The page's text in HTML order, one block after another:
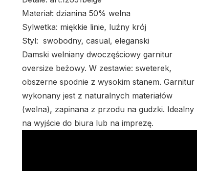
Materiał: dzianina 50% welna
Sylwetka: miękkie linie, luźny krój
Styl: swobodny, casual, eleganski
Damski welniany dwoczęściowy garnitur
oversize beżowy. W zestawie: sweterek,
obszerne spodnie z wysokim stanem. Garnitur
wykonany jest z naturalnych materiałów
(welna), zapinana z przodu na gudzki. Idealny
na wyjście do biura lub na imprezę.